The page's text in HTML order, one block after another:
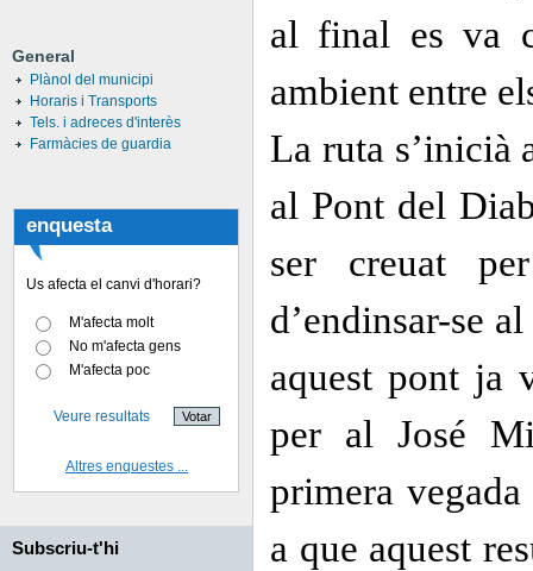
General
Plànol del municipi
Horaris i Transports
Tels. i adreces d'interès
Farmàcies de guardia
enquesta
Us afecta el canvi d'horari?
M'afecta molt
No m'afecta gens
M'afecta poc
Veure resultats
Altres enquestes ...
Subscriu-t'hi
al final es va
ambient entre
La ruta s’inicià
al Pont del
ser creuat
d’endinsar-se
aquest pont ja
per al José
primera
a que aquest